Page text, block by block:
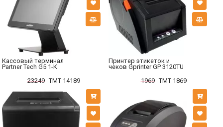
Кассовый терминал
Partner Tech G5 1-K
23249 TMT 14189
Принтер этикеток и
чеков Gprinter GP 3120TU
1969 TMT 1869